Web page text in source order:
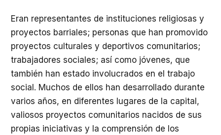
Eran representantes de instituciones religiosas y
proyectos barriales; personas que han promovido
proyectos culturales y deportivos comunitarios;
trabajadores sociales; así como jóvenes, que
también han estado involucrados en el trabajo
social. Muchos de ellos han desarrollado durante
varios años, en diferentes lugares de la capital,
valiosos proyectos comunitarios nacidos de sus
propias iniciativas y la comprensión de los